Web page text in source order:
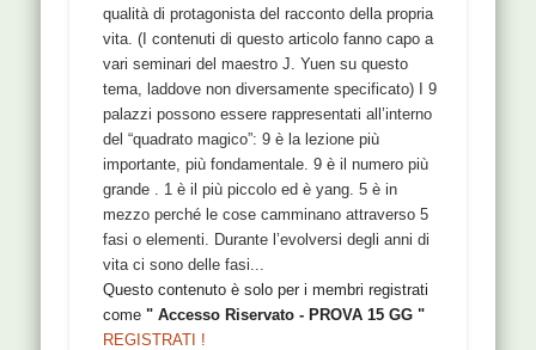
qualità di protagonista del racconto della propria
vita. (I contenuti di questo articolo fanno capo a
vari seminari del maestro J. Yuen su questo
tema, laddove non diversamente specificato) I 9
palazzi possono essere rappresentati all’interno
del “quadrato magico”: 9 è la lezione più
importante, più fondamentale. 9 è il numero più
grande . 1 è il più piccolo ed è yang. 5 è in
mezzo perché le cose camminano attraverso 5
fasi o elementi. Durante l’evolversi degli anni di
vita ci sono delle fasi...
Questo contenuto è solo per i membri registrati
come" Accesso Riservato - PROVA 15 GG "
REGISTRATI !